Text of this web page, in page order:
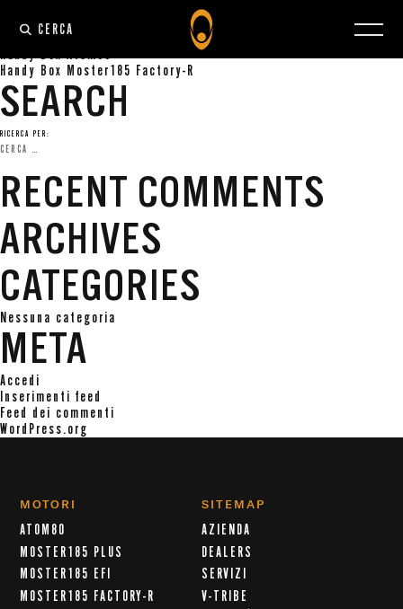
CERCA
NAVIGAZIONE ARTICOLI
Handy Box Atom80
Handy Box Moster185 Factory-R
SEARCH
RICERCA PER:
RECENT COMMENTS
ARCHIVES
CATEGORIES
Nessuna categoria
META
Accedi
Inserimenti feed
Feed dei commenti
WordPress.org
MOTORI
ATOM80
MOSTER185 PLUS
MOSTER185 EFI
MOSTER185 FACTORY-R
SITEMAP
AZIENDA
DEALERS
SERVIZI
V-TRIBE